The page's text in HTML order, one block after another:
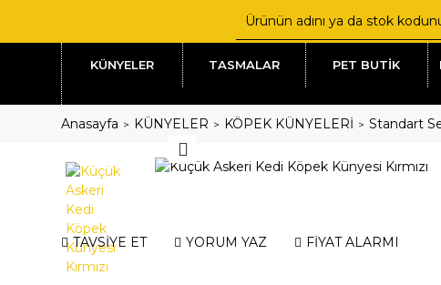
KÜNYELER TASMALAR PET BUTİK
Anasayfa KÜNYELER KÖPEK KÜNYELERİ Standart
TAVSİYE ET YORUM YAZ FİYAT ALARMI